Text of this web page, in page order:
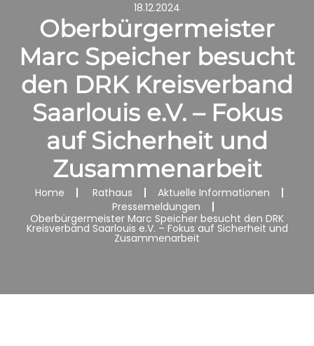
18.12.2024
Oberbürgermeister
Marc Speicher besucht
den DRK Kreisverband
Saarlouis e.V. – Fokus
auf Sicherheit und
Zusammenarbeit
Home Rathaus
Aktuelle Informationen
Pressemeldungen
Oberbürgermeister Marc Speicher besucht den DRK
Kreisverband Saarlouis e.V. – Fokus auf Sicherheit und
Zusammenarbeit